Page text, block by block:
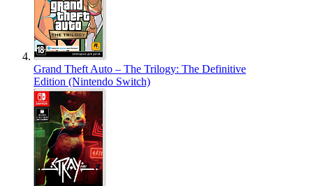
Grand Theft Auto – The Trilogy: The Definitive
Edition (Nintendo Switch)